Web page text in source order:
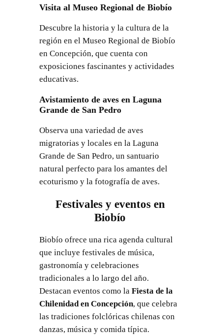
Visita al Museo Regional de Biobío
Descubre la historia y la cultura de la
región en el Museo Regional de Biobío
en Concepción, que cuenta con
exposiciones fascinantes y actividades
educativas.
Avistamiento de aves en Laguna
Grande de San Pedro
Observa una variedad de aves
migratorias y locales en la Laguna
Grande de San Pedro, un santuario
natural perfecto para los amantes del
ecoturismo y la fotografía de aves.
Festivales y eventos en
Biobío
Biobío ofrece una rica agenda cultural
que incluye festivales de música,
gastronomía y celebraciones
tradicionales a lo largo del año.
Destacan eventos como la Fiesta de la
Chilenidad en Concepción, que celebra
las tradiciones folclóricas chilenas con
danzas, música y comida típica.